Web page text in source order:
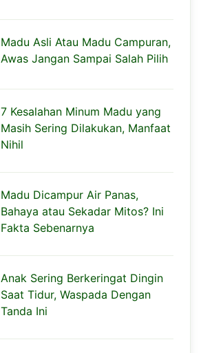
Madu Asli Atau Madu Campuran,
Awas Jangan Sampai Salah Pilih
7 Kesalahan Minum Madu yang
Masih Sering Dilakukan, Manfaat
Nihil
Madu Dicampur Air Panas,
Bahaya atau Sekadar Mitos? Ini
Fakta Sebenarnya
Anak Sering Berkeringat Dingin
Saat Tidur, Waspada Dengan
Tanda Ini